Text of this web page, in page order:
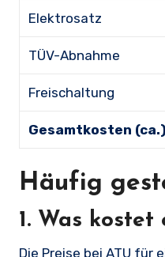
Elektrosatz
TÜV-Abnahme
Freischaltung
Gesamtkosten (ca.)
Häufig
1. Was kostet
Die Preise bei ATU für